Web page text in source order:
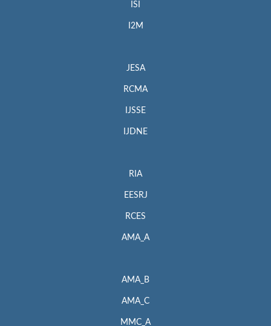
ISI
I2M
JESA
RCMA
IJSSE
IJDNE
RIA
EESRJ
RCES
AMA_A
AMA_B
AMA_C
MMC_A